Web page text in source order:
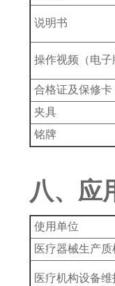
说明书
操作视频（电子
合格证及保修卡
夹具
铭牌
八、应
使用单位
医疗器械生产质
医疗机构设备维